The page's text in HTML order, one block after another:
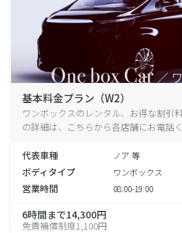
基本料金プラン（W2）
ワンボックスのレンタル、お得な割引
の詳細は、こちらから各店舗にお電話く
代表車種 ノア 等
ボディタイプ ワンボックス
営業時間 08:00-19:00
6時間まで14,300円
免責補償制度1,100円